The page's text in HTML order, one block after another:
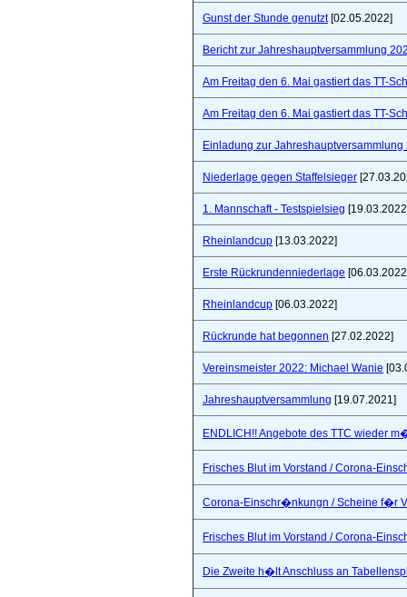
Gunst der Stunde genutzt[02.05.2022]
Bericht zur Jahreshauptversammlung
Am Freitag den 6. Mai gastiert das TT-
Am Freitag den 6. Mai gastiert das TT-
Einladung zur Jahreshauptversammlung
Niederlage gegen Staffelsieger
1. Mannschaft - Testspielsieg
Rheinlandcup [13.03.2022]
Erste Rückrundenniederlage
Rheinlandcup [06.03.2022]
Rückrunde hat begonnen [27.02.2022]
Vereinsmeister 2022: Michael Wanie
Jahreshauptversammlung [19.07.2021]
ENDLICH!! Angebote des TTC wieder
Frisches Blut im Vorstand / Corona-
Corona-Einschr�nkungn / Scheine f�r
Frisches Blut im Vorstand / Corona-
Die Zweite h�lt Anschluss an